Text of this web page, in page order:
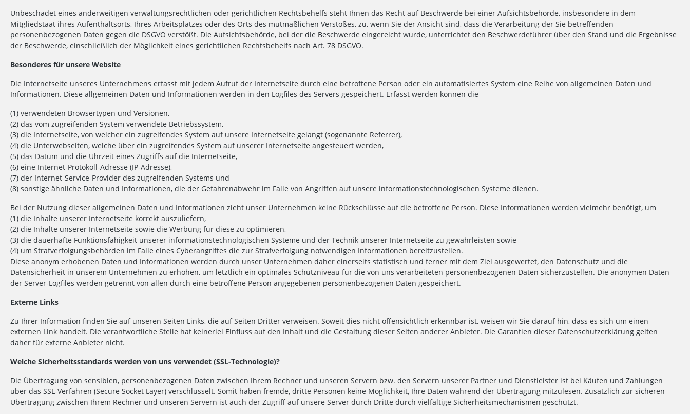
Unbeschadet eines anderweitigen verwaltungsrechtlichen oder gerichtlichen Rechtsbehelfs steht Ihnen das Recht auf Beschwerde bei einer Aufsichtsbehörde, insbesondere in dem
Mitgliedstaat ihres Aufenthaltsorts, Ihres Arbeitsplatzes oder des Orts des mutmaßlichen Verstoßes, zu, wenn Sie der Ansicht sind, dass die Verarbeitung der Sie betreffenden
personenbezogenen Daten gegen die DSGVO verstößt. Die Aufsichtsbehörde, bei der die Beschwerde eingereicht wurde, unterrichtet den Beschwerdeführer über den Stand und die Ergebnisse
der Beschwerde, einschließlich der Möglichkeit eines gerichtlichen Rechtsbehelfs nach Art. 78 DSGVO.
Besonderes für unsere Website
Die Internetseite unseres Unternehmens erfasst mit jedem Aufruf der Internetseite durch eine betroffene Person oder ein automatisiertes System eine Reihe von allgemeinen Daten und
Informationen. Diese allgemeinen Daten und Informationen werden in den Logfiles des Servers gespeichert. Erfasst werden können die
(1) verwendeten Browsertypen und Versionen,
(2) das vom zugreifenden System verwendete Betriebssystem,
(3) die Internetseite, von welcher ein zugreifendes System auf unsere Internetseite gelangt (sogenannte Referrer),
(4) die Unterwebseiten, welche über ein zugreifendes System auf unserer Internetseite angesteuert werden,
(5) das Datum und die Uhrzeit eines Zugriffs auf die Internetseite,
(6) eine Internet-Protokoll-Adresse (IP-Adresse),
(7) der Internet-Service-Provider des zugreifenden Systems und
(8) sonstige ähnliche Daten und Informationen, die der Gefahrenabwehr im Falle von Angriffen auf unsere informationstechnologischen Systeme dienen.
Bei der Nutzung dieser allgemeinen Daten und Informationen zieht unser Unternehmen keine Rückschlüsse auf die betroffene Person. Diese Informationen werden vielmehr benötigt, um
(1) die Inhalte unserer Internetseite korrekt auszuliefern,
(2) die Inhalte unserer Internetseite sowie die Werbung für diese zu optimieren,
(3) die dauerhafte Funktionsfähigkeit unserer informationstechnologischen Systeme und der Technik unserer Internetseite zu gewährleisten sowie
(4) um Strafverfolgungsbehörden im Falle eines Cyberangriffes die zur Strafverfolgung notwendigen Informationen bereitzustellen.
Diese anonym erhobenen Daten und Informationen werden durch unser Unternehmen daher einerseits statistisch und ferner mit dem Ziel ausgewertet, den Datenschutz und die
Datensicherheit in unserem Unternehmen zu erhöhen, um letztlich ein optimales Schutzniveau für die von uns verarbeiteten personenbezogenen Daten sicherzustellen. Die anonymen Daten
der Server-Logfiles werden getrennt von allen durch eine betroffene Person angegebenen personenbezogenen Daten gespeichert.
Externe Links
Zu Ihrer Information finden Sie auf unseren Seiten Links, die auf Seiten Dritter verweisen. Soweit dies nicht offensichtlich erkennbar ist, weisen wir Sie darauf hin, dass es sich um einen
externen Link handelt. Die verantwortliche Stelle hat keinerlei Einfluss auf den Inhalt und die Gestaltung dieser Seiten anderer Anbieter. Die Garantien dieser Datenschutzerklärung gelten
daher für externe Anbieter nicht.
Welche Sicherheitsstandards werden von uns verwendet (SSL-Technologie)?
Die Übertragung von sensiblen, personenbezogenen Daten zwischen Ihrem Rechner und unseren Servern bzw. den Servern unserer Partner und Dienstleister ist bei Käufen und Zahlungen
über das SSL-Verfahren (Secure Socket Layer) verschlüsselt. Somit haben fremde, dritte Personen keine Möglichkeit, Ihre Daten während der Übertragung mitzulesen. Zusätzlich zur sicheren
Übertragung zwischen Ihrem Rechner und unseren Servern ist auch der Zugriff auf unsere Server durch Dritte durch vielfältige Sicherheitsmechanismen geschützt.